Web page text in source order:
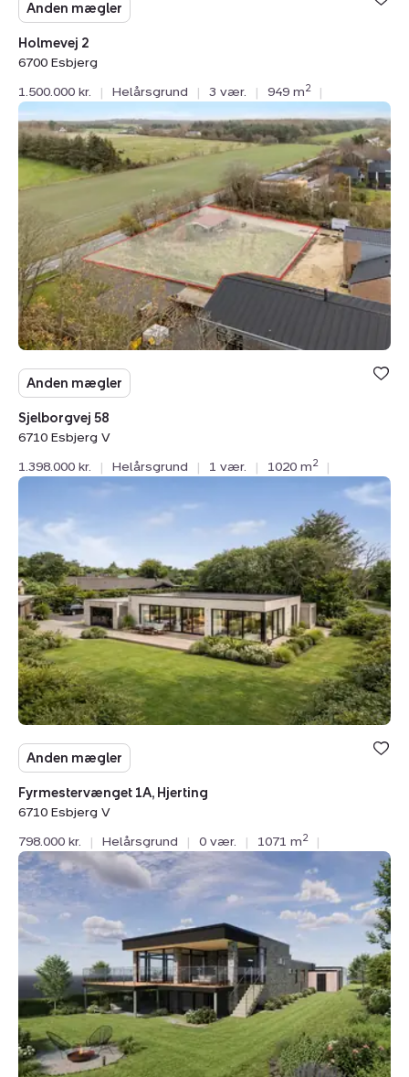
Anden mægler
Holmevej 2
6700 Esbjerg
1.500.000 kr.
| Helårsgrund | 3 vær. | 949 m2 |
Helårsgrund:
Sjelborgvej
58,
6710
Anden mægler
Sjelborgvej 58
6710 Esbjerg V
1.398.000 kr.
| Helårsgrund | 1 vær. | 1020 m2 |
Helårsgrund:
1A,
Hjerting,
6710
Esbjerg
V
Anden mægler
Fyrmestervænget 1A, Hjerting
6710 Esbjerg V
798.000 kr.
| Helårsgrund | 0 vær. | 1071 m2 |
Helårsgrund:
Eriksensvej
27,
6710
Esbjerg
V